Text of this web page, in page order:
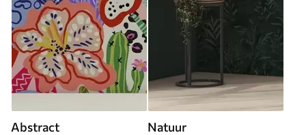
Abstract Natuur